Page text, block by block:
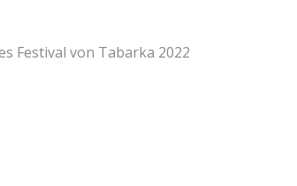
Festival von Tabarka 2022